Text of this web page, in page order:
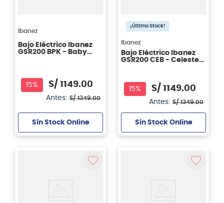
Ibanez
Bajo Eléctrico Ibanez
GSR200 BPK - Baby
15% S/ 1149.00
Antes: S/ 1349.00
Sin Stock Online
¡Último Stock!
Ibanez
Bajo Eléctrico Ibanez
GSR200 CEB - Celeste
15% S/ 1149.00
Antes: S/ 1349.00
Sin Stock Online